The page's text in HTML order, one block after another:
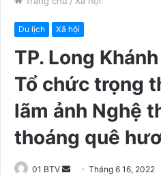
Du lịch Xã hội
TP. Long
Tổ chức trọng
lãm ảnh Nghệ
thoáng quê
01 BTV Tháng 6 16, 2022